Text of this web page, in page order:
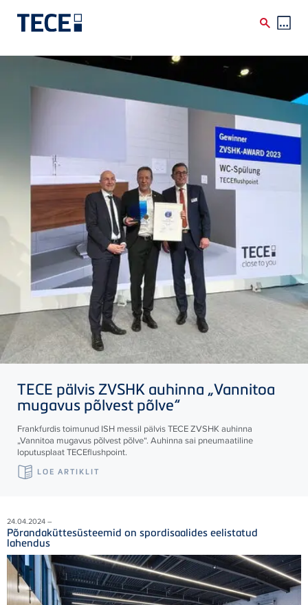
Skip to main content
TECE pälvis ZVSHK auhinna „Vannitoa
mugavus põlvest põlve“
Frankfurdis toimunud ISH messil pälvisTECEZVSHK auhinna
„Vannitoa mugavus põlvest põlve“. Auhinna sai pneumaatiline
loputusplaatTECEflushpoint.
LOE ARTIKLIT
24.04.2024 –
Põrandaküttesüsteemid on spordisaalides eelistatud
lahendus